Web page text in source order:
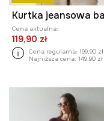
Cena aktualna:
119,90 zł
Cena regularna: 199,90 zł
Najniższa cena: 149,90 zł